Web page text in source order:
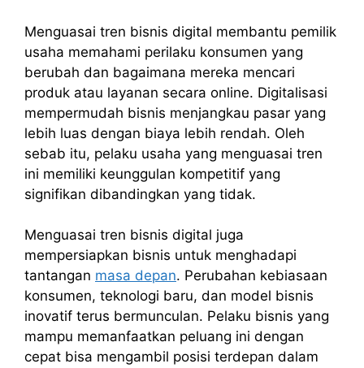
Menguasai tren bisnis digital membantu pemilik
usaha memahami perilaku konsumen yang
berubah dan bagaimana mereka mencari
produk atau layanan secara online. Digitalisasi
mempermudah bisnis menjangkau pasar yang
lebih luas dengan biaya lebih rendah. Oleh
sebab itu, pelaku usaha yang menguasai tren
ini memiliki keunggulan kompetitif yang
signifikan dibandingkan yang tidak.
Menguasai tren bisnis digital juga
mempersiapkan bisnis untuk menghadapi
tantangan masa depan. Perubahan kebiasaan
konsumen, teknologi baru, dan model bisnis
inovatif terus bermunculan. Pelaku bisnis yang
mampu memanfaatkan peluang ini dengan
cepat bisa mengambil posisi terdepan dalam